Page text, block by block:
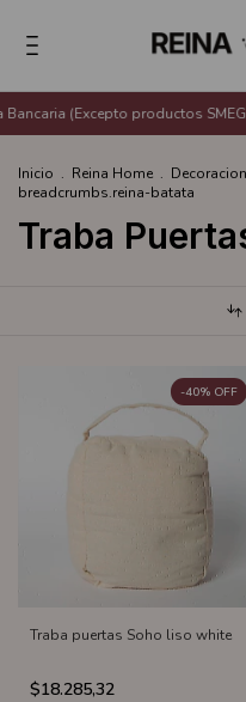
Bancaria (Excepto productos
Inicio . Reina Home .
breadcrumbs.reina-batata
Traba
Traba puertas Soho liso white
$18.285,32
-40% OFF